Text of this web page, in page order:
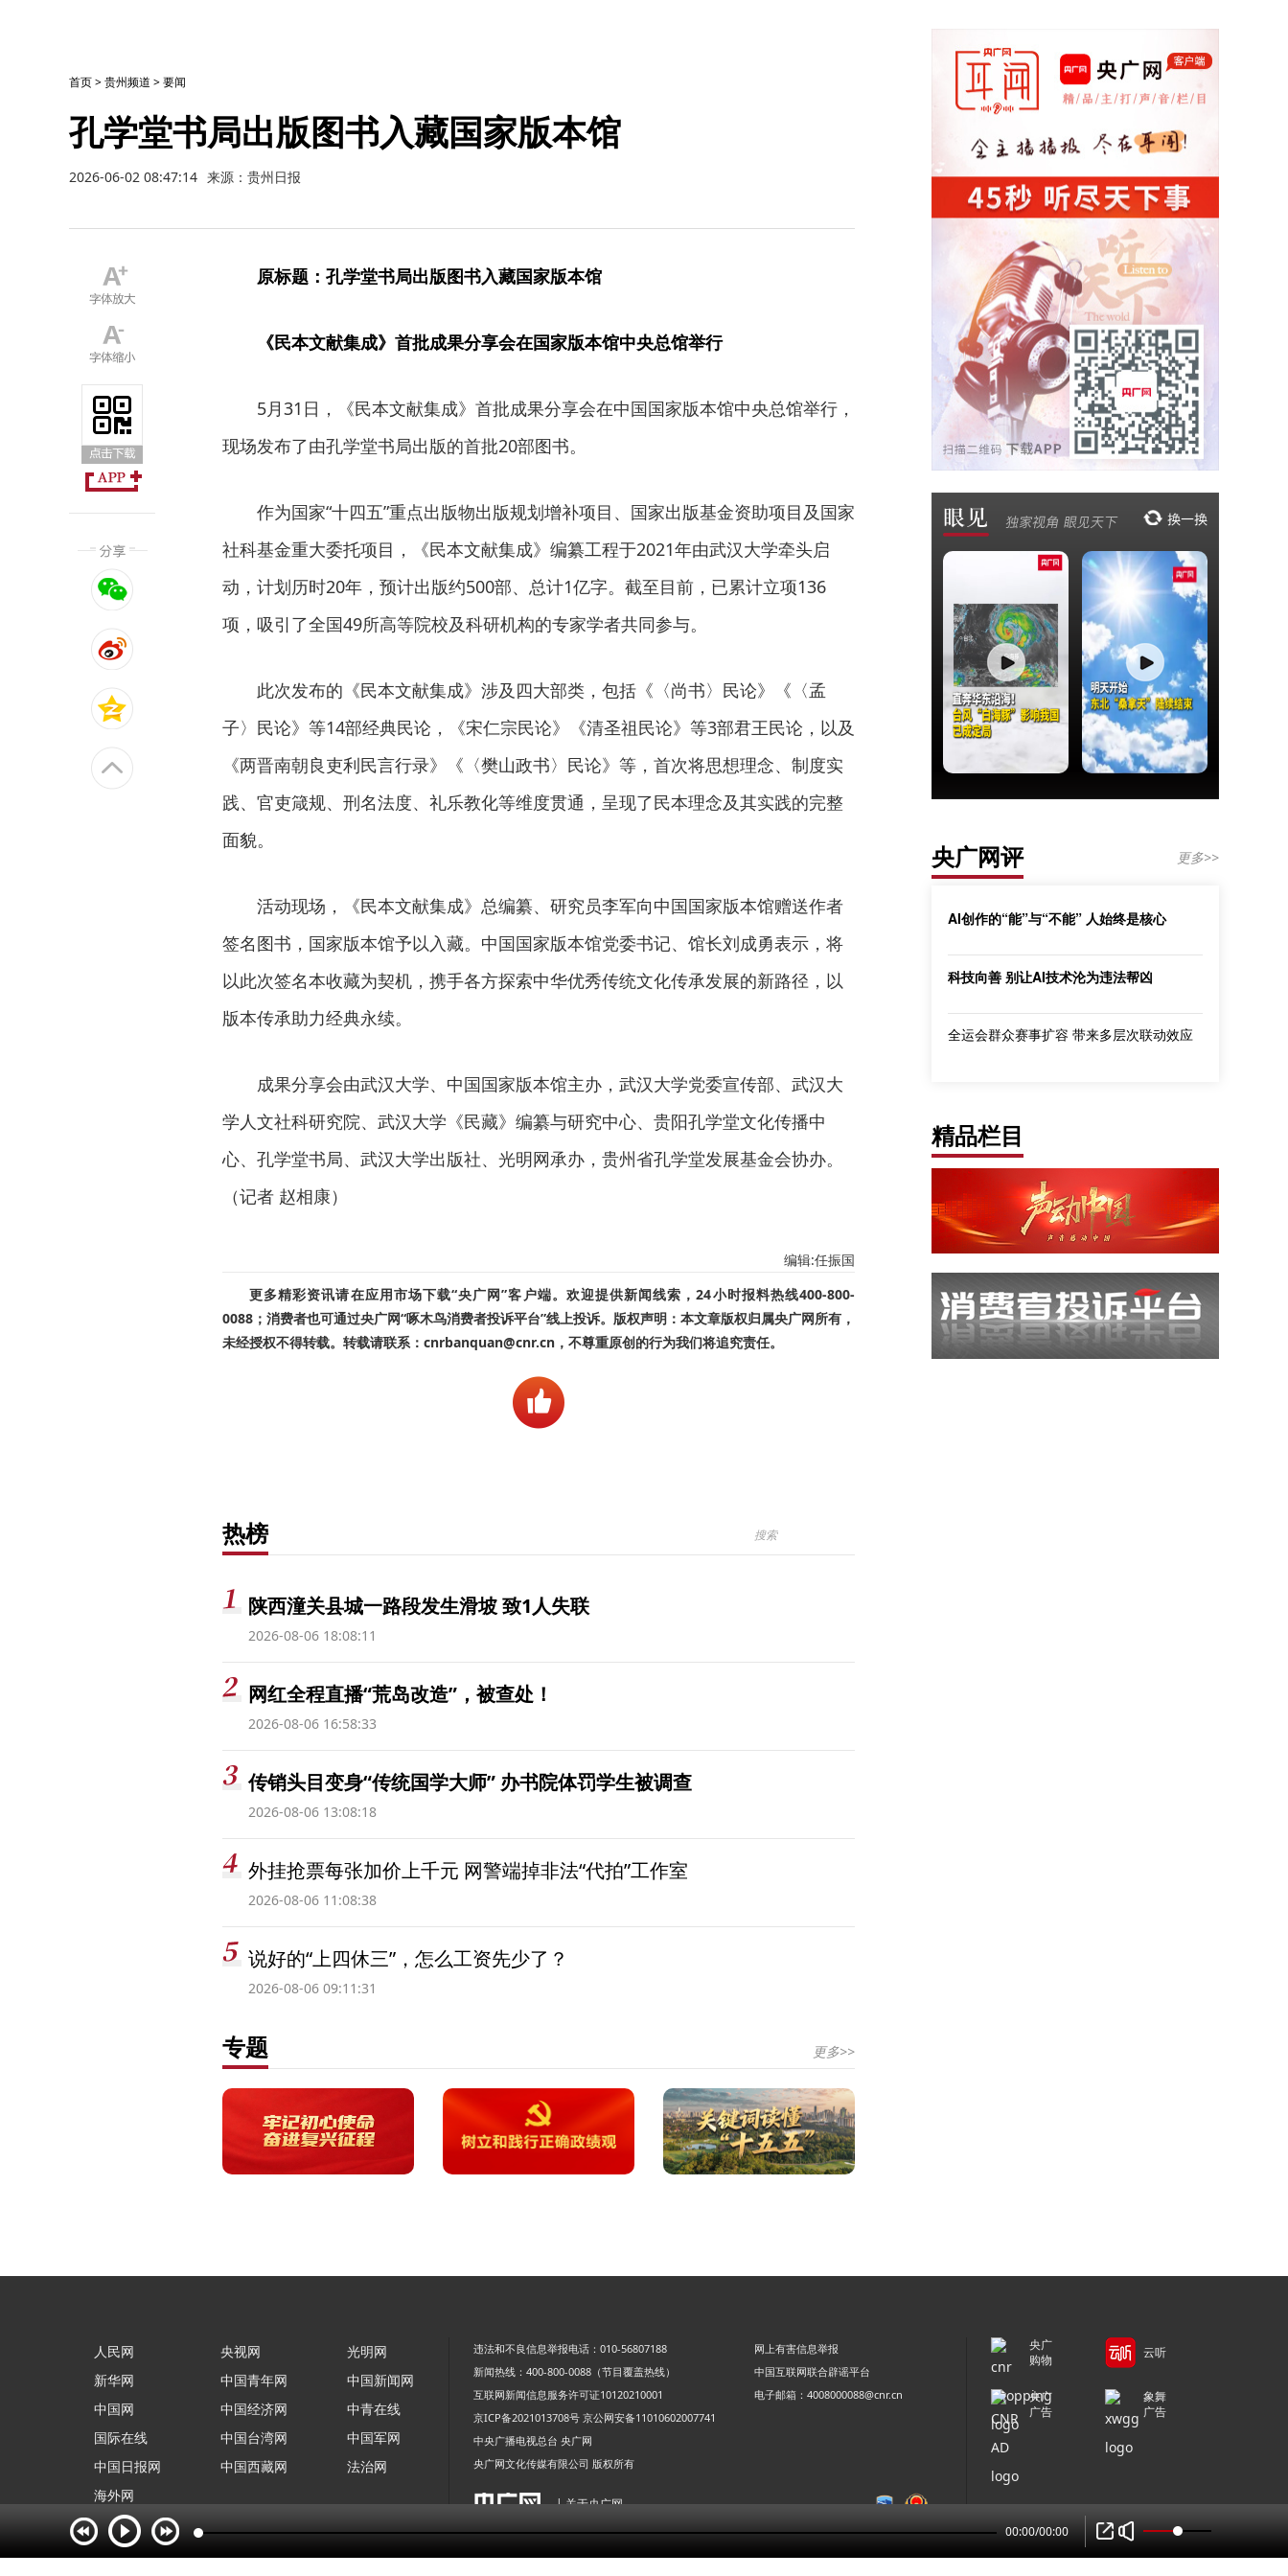
首页>贵州频道 >要闻
孔学堂书局出版图书入藏国家版本馆
2026-06-02 08:47:14 来源：贵州日报
原标题：孔学堂书局出版图书入藏国家版本馆
《民本文献集成》首批成果分享会在国家版本馆中央总馆举行
5月31日，《民本文献集成》首批成果分享会在中国国家版本馆中央总馆举行，
现场发布了由孔学堂书局出版的首批20部图书。
作为国家“十四五”重点出版物出版规划增补项目、国家出版基金资助项目及国家
社科基金重大委托项目，《民本文献集成》编纂工程于2021年由武汉大学牵头启
动，计划历时20年，预计出版约500部、总计1亿字。截至目前，已累计立项136
项，吸引了全国49所高等院校及科研机构的专家学者共同参与。
此次发布的《民本文献集成》涉及四大部类，包括《〈尚书〉民论》《〈孟
子〉民论》等14部经典民论，《宋仁宗民论》《清圣祖民论》等3部君王民论，以及
《两晋南朝良吏利民言行录》《〈樊山政书〉民论》等，首次将思想理念、制度实
践、官吏箴规、刑名法度、礼乐教化等维度贯通，呈现了民本理念及其实践的完整
面貌。
活动现场，《民本文献集成》总编纂、研究员李军向中国国家版本馆赠送作者
签名图书，国家版本馆予以入藏。中国国家版本馆党委书记、馆长刘成勇表示，将
以此次签名本收藏为契机，携手各方探索中华优秀传统文化传承发展的新路径，以
版本传承助力经典永续。
成果分享会由武汉大学、中国国家版本馆主办，武汉大学党委宣传部、武汉大
学人文社科研究院、武汉大学《民藏》编纂与研究中心、贵阳孔学堂文化传播中
心、孔学堂书局、武汉大学出版社、光明网承办，贵州省孔学堂发展基金会协办。
（记者 赵相康）
编辑:任振国
更多精彩资讯请在应用市场下载“央广网”客户端。欢迎提供新闻线索，24小时报料热线400-800-
0088；消费者也可通过央广网“啄木鸟消费者投诉平台”线上投诉。版权声明：本文章版权归属央广网所有，
未经授权不得转载。转载请联系：cnrbanquan@cnr.cn，不尊重原创的行为我们将追究责任。
热榜
陕西潼关县城一路段发生滑坡 致1人失联
2026-08-06 18:08:11
网红全程直播“荒岛改造”，被查处！
2026-08-06 16:58:33
传销头目变身“传统国学大师” 办书院体罚学生被调查
2026-08-06 13:08:18
外挂抢票每张加价上千元 网警端掉非法“代拍”工作室
2026-08-06 11:08:38
说好的“上四休三”，怎么工资先少了？
2026-08-06 09:11:31
专题 更多>>
央广网评 更多>>
AI创作的“能”与“不能” 人始终是核心
科技向善 别让AI技术沦为违法帮凶
全运会群众赛事扩容 带来多层次联动效应
精品栏目
人民网
新华网
中国网
国际在线
中国日报网
海外网
央视网
中国青年网
中国经济网
中国台湾网
中国西藏网
光明网
中国新闻网
中青在线
中国军网
法治网
违法和不良信息举报电话：010-56807188
网上有害信息举报
新闻热线：400-800-0088（节目覆盖热线）
中国互联网联合辟谣平台
互联网新闻信息服务许可证10120210001
电子邮箱：4008000088@cnr.cn
京ICP备2021013708号 京公网安备11010602007741
中央广播电视总台 央广网
央广网文化传媒有限公司 版权所有
| 关于央广网
央广
购物
云听
央广
广告
象舞
广告
00:00/00:00